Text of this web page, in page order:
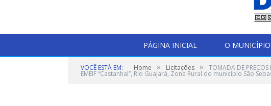
PÁGINA INICIAL O MUNICÍPIO
VOCÊ ESTÁ EM: Home » Licitações » TOMADA DE
EMEIF “Castanhal”, Rio Guajará, Zona Rural do município São